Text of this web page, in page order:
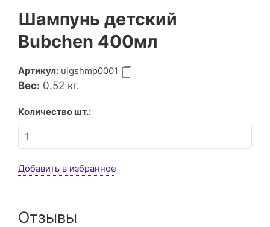
Шампунь детский
Bubchen 400мл
Артикул: uigshmp0001
Вес: 0.52 кг.
Количество шт.:
Добавить в избранное
Отзывы